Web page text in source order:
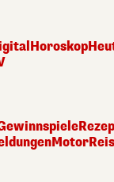
Horoskop
Motor